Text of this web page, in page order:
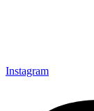
Instagram